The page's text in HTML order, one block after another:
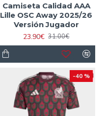
Camiseta Calidad AAA
Lille OSC Away 2025/26
Versión Jugador
23.90€ 31.00€
-40 %